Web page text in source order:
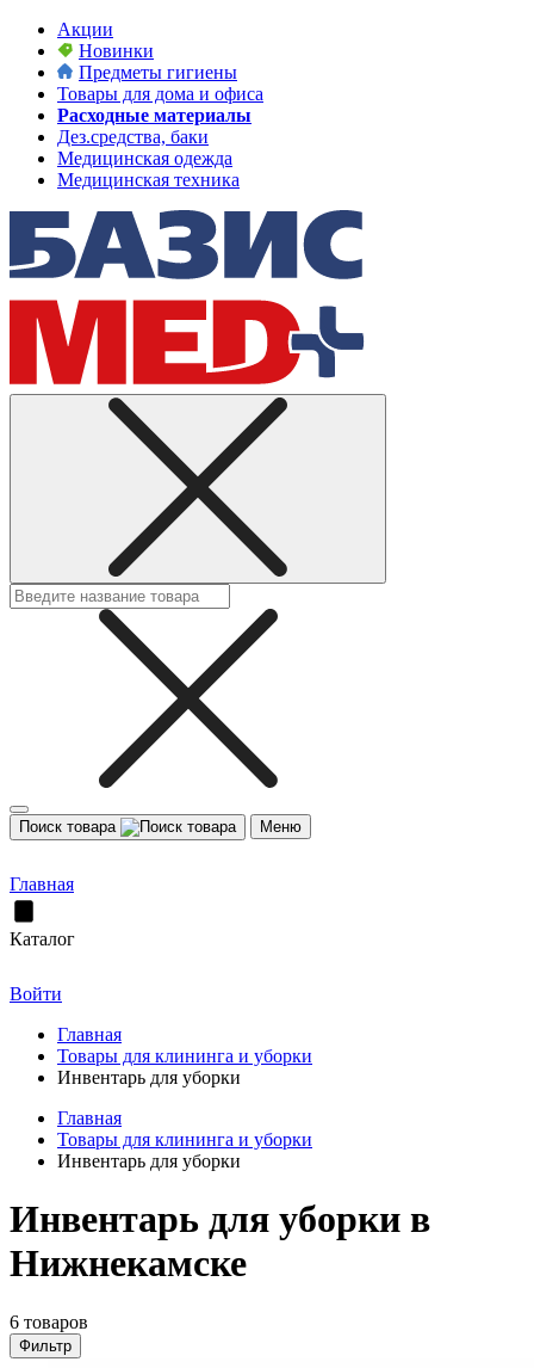
Акции
Новинки
Предметы гигиены
Товары для дома и офиса
Расходные материалы
Дез.средства, баки
Медицинская одежда
Медицинская техника
Поиск товара Меню
Главная
Каталог
Войти
Главная
Товары для клининга и уборки
Инвентарь для уборки
Главная
Товары для клининга и уборки
Инвентарь для уборки
Инвентарь для уборки в
Нижнекамске
6 товаров
Фильтр